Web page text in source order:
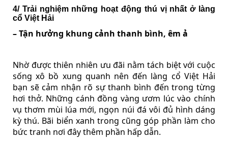
4/ Trải nghiệm những hoạt động thú vị nhất ở làng
cổ Việt Hải
– Tận hưởng khung cảnh thanh bình, êm ả
Nhờ được thiên nhiên ưu đãi nằm tách biệt với cuộc
sống xô bồ xung quanh nên đến làng cổ Việt Hải
bạn sẽ cảm nhận rõ sự thanh bình đến trong từng
hơi thở. Những cánh đồng vàng ươm lúc vào chính
vụ thơm mùi lúa mới, ngọn núi đá vôi đủ hình dáng
kỳ thú. Bãi biển xanh trong cũng góp phần làm cho
bức tranh nơi đây thêm phần hấp dẫn.